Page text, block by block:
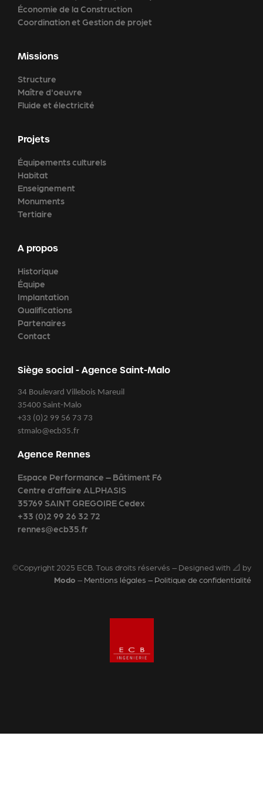
Économie de la Construction
Coordination et Gestion de projet
Missions
Structure
Maître d'oeuvre
Fluide et électricité
Projets
Équipements culturels
Habitat
Enseignement
Monuments
Tertiaire
A propos
Historique
Équipe
Implantation
Qualifications
Partenaires
Contact
Siège social - Agence Saint-Malo
34 Boulevard Villebois Mareuil
35400 Saint-Malo
+33 (0)2 99 56 73 73
stmalo@ecb35.fr
Agence Rennes
Espace Performance – Bâtiment F6
Centre d’affaire ALPHASIS
35769 SAINT GREGOIRE Cedex
+33 (0)2 99 26 32 72
rennes@ecb35.fr
©Copyright 2025 ECB. Tous droits réservés – Designed with 📐 by
Modo – Mentions légales – Politique de confidentialité